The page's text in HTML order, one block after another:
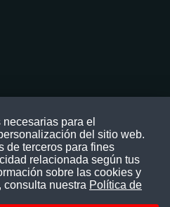
a través
correo:
para el
del sitio web.
de terceros para fines
relacionada según tus
sobre las cookies y
consulta nuestra Política de